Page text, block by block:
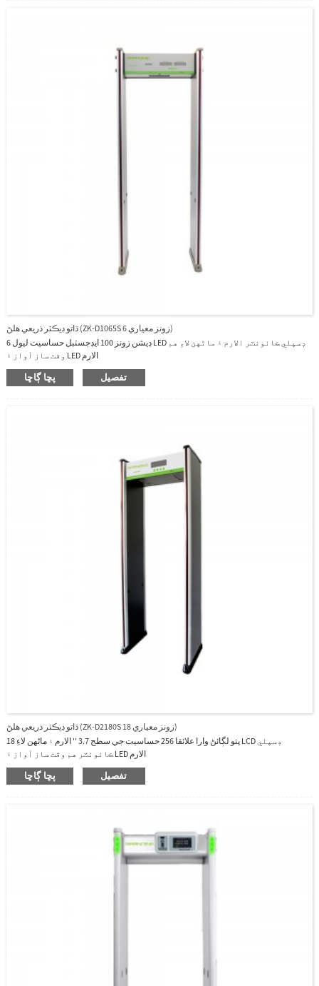
ڌاتو ڊيڪٽر ذريعي هلڻ (ZK-D1065S 6 زونز معياري)
6 ڊيشن زونز 100 ايڊجسٽبل حساسيت ليول LED ڊسپلي ڪائونٽر الارم ۽ ماڻهن لاءِ هم
وقت ساز آواز ۽ LED الارم
پڇا ڳاڇا تفصيل
ڌاتو ڊيڪٽر ذريعي هلڻ (ZK-D2180S 18 زونز معياري)
18 پتو لڳائڻ وارا علائقا 256 حساسيت جي سطح 3.7 '' الارم ۽ ماڻهن لاءِ LCD ڊسپلي
ڪائونٽر هم وقت ساز آواز ۽ LED الارم
پڇا ڳاڇا تفصيل